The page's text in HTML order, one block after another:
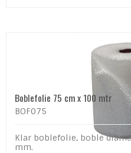
Boblefolie 75 cm x 100 mtr
BOF075
Klar boblefolie, boble
mm.